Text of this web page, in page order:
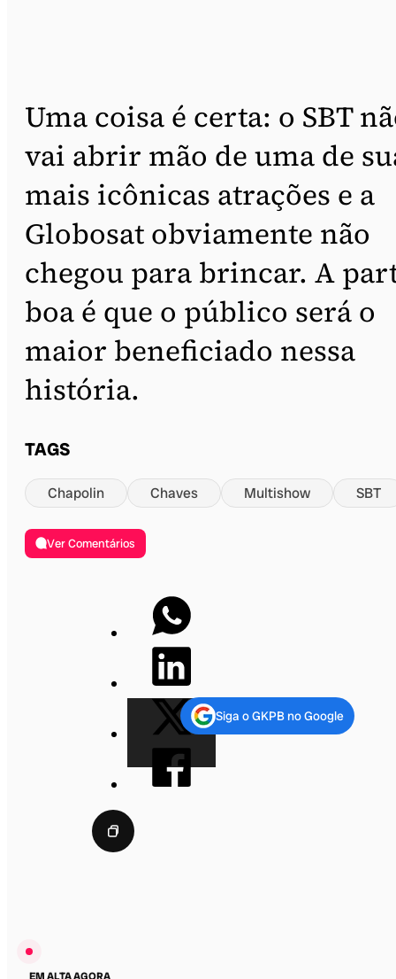
Uma coisa é certa: o SBT
vai abrir mão de uma de
mais icônicas atrações e a
Globosat obviamente não
chegou para brincar. A
boa é que o público será o
maior beneficiado nessa
história.
TAGS
Chapolin Chaves Multishow SBT
Ver Comentários
Siga o GKPB no Google
EM ALTA AGORA